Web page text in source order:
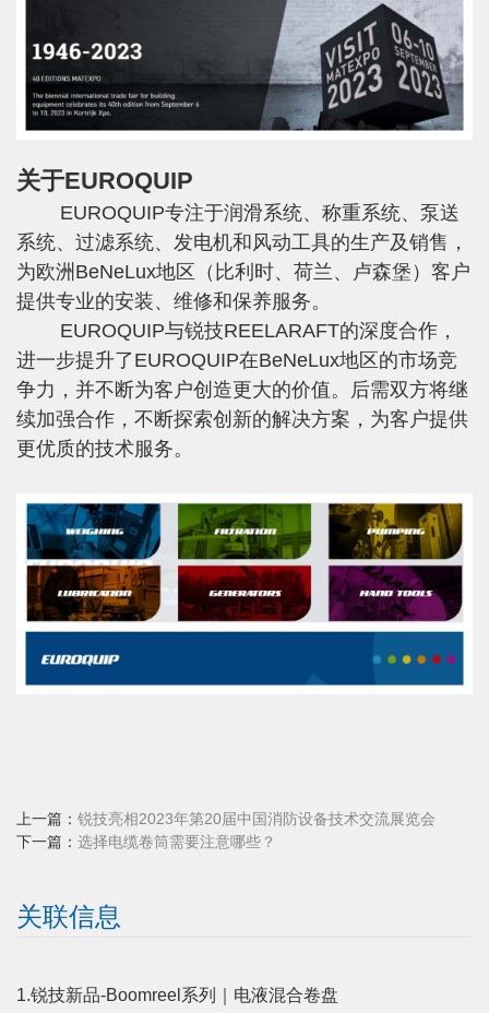
关于EUROQUIP
EUROQUIP专注于润滑系统、称重系统、泵送
系统、过滤系统、发电机和风动工具的生产及销售，
为欧洲BeNeLux地区（比利时、荷兰、卢森堡）客户
提供专业的安装、维修和保养服务。
EUROQUIP与锐技REELARAFT的深度合作，
进一步提升了EUROQUIP在BeNeLux地区的市场竞
争力，并不断为客户创造更大的价值。后需双方将继
续加强合作，不断探索创新的解决方案，为客户提供
更优质的技术服务。
上一篇： 锐技亮相2023年第20届中国消防设备技术交流展览会
下一篇： 选择电缆卷筒需要注意哪些？
关联信息
1.锐技新品-Boomreel系列｜电液混合卷盘